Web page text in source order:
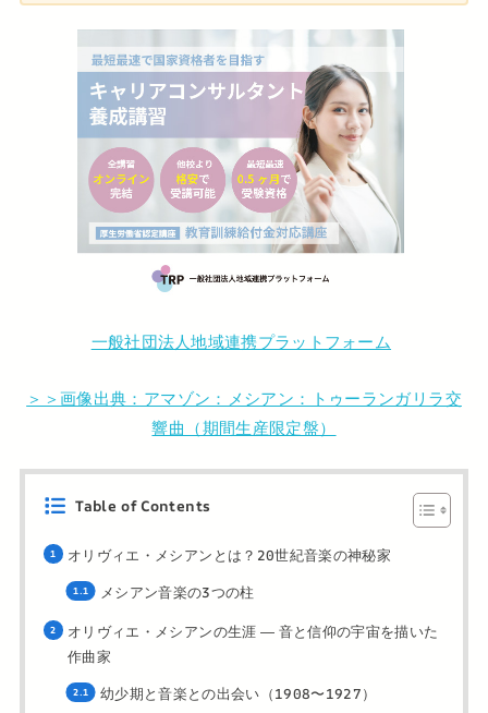
一般社団法人地域連携プラットフォーム
＞＞画像出典：アマゾン：メシアン：トゥーランガリラ交
響曲（期間生産限定盤）
Table of Contents
オリヴィエ・メシアンとは？20世紀音楽の神秘家
メシアン音楽の3つの柱
オリヴィエ・メシアンの生涯 ― 音と信仰の宇宙を描いた
作曲家
幼少期と音楽との出会い（1908〜1927）